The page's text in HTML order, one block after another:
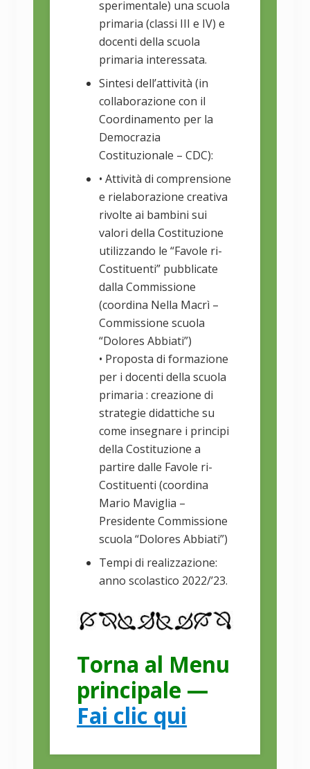
sperimentale) una scuola
primaria (classi III e IV) e
docenti della scuola
primaria interessata.
Sintesi dell’attività (in
collaborazione con il
Coordinamento per la
Democrazia
Costituzionale – CDC):
• Attività di comprensione
e rielaborazione creativa
rivolte ai bambini sui
valori della Costituzione
utilizzando le “Favole ri-
Costituenti” pubblicate
dalla Commissione
(coordina Nella Macrì –
Commissione scuola
“Dolores Abbiati”)
• Proposta di formazione
per i docenti della scuola
primaria : creazione di
strategie didattiche su
come insegnare i principi
della Costituzione a
partire dalle Favole ri-
Costituenti (coordina
Mario Maviglia –
Presidente Commissione
scuola “Dolores Abbiati”)
Tempi di realizzazione:
anno scolastico 2022/’23.
Torna al Menu
principale —
Fai clic qui